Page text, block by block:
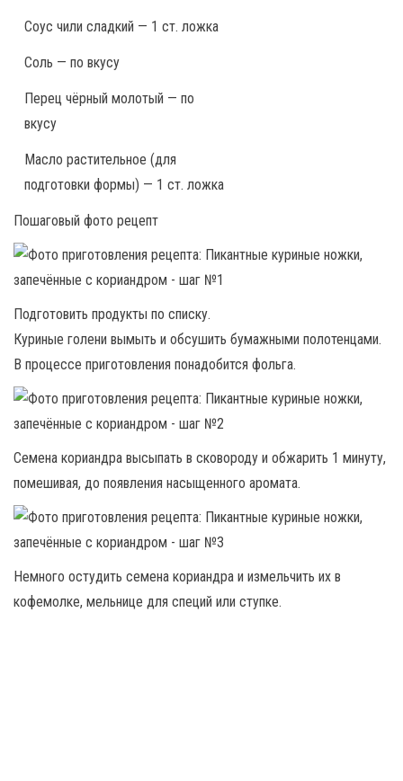
Соус чили сладкий — 1 ст. ложка
Соль — по вкусу
Перец чёрный молотый — по
вкусу
Масло растительное (для
подготовки формы) — 1 ст. ложка
Пошаговый фото рецепт
Подготовить продукты по списку.
Куриные голени вымыть и обсушить бумажными полотенцами.
В процессе приготовления понадобится фольга.
Семена кориандра высыпать в сковороду и обжарить 1 минуту,
помешивая, до появления насыщенного аромата.
Немного остудить семена кориандра и измельчить их в
кофемолке, мельнице для специй или ступке.